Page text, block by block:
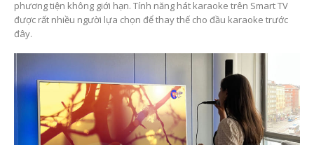
phương tiện không giới hạn. Tính năng hát karaoke trên Smart TV
được rất nhiều người lựa chọn để thay thế cho đầu karaoke trước
đây.